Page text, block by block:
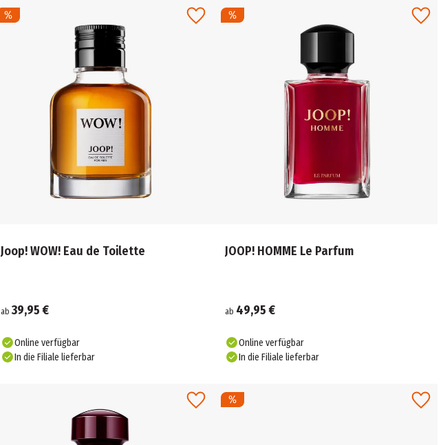
Joop! WOW! Eau de Toilette
ab 39,95 €
Online verfügbar
In die Filiale lieferbar
JOOP! HOMME Le Parfum
ab 49,95 €
Online verfügbar
In die Filiale lieferbar